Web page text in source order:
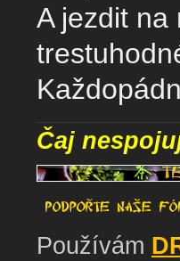
A jezdit na
Čaj
Používám